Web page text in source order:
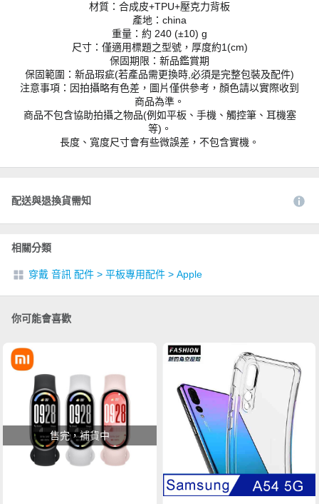
材質：合成皮+TPU+壓克力背板
產地：china
重量：約 240 (±10) g
尺寸：僅適用標題之型號，厚度約1(cm)
保固期限：新品鑑賞期
保固範圍：新品瑕疵(若產品需更換時,必須是完整包裝及配件)
注意事項：因拍攝略有色差，圖片僅供參考，顏色請以實際收到
商品為準。
商品不包含協助拍攝之物品(例如平板、手機、觸控筆、耳機塞
等)。
長度、寬度尺寸會有些微誤差，不包含實機。
配送與退換貨需知
相關分類
穿戴 音訊 配件 > 平板專用配件 > Apple
你可能會喜歡
售完，補貨中